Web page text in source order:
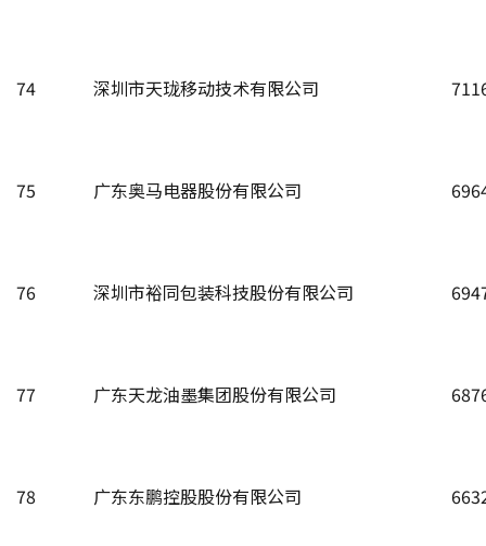
74 深圳市天珑移动技术有限公司
75 广东奥马电器股份有限公司
76 深圳市裕同包装科技股份有限公司
77 广东天龙油墨集团股份有限公司
78 广东东鹏控股股份有限公司